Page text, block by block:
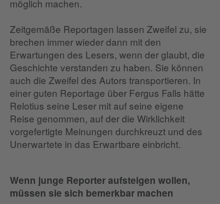
möglich machen.
Zeitgemäße Reportagen lassen Zweifel zu, sie
brechen immer wieder dann mit den
Erwartungen des Lesers, wenn der glaubt, die
Geschichte verstanden zu haben. Sie können
auch die Zweifel des Autors transportieren. In
einer guten Reportage über Fergus Falls hätte
Relotius seine Leser mit auf seine eigene
Reise genommen, auf der die Wirklichkeit
vorgefertigte Meinungen durchkreuzt und des
Unerwartete in das Erwartbare einbricht.
Wenn junge Reporter aufsteigen wollen,
müssen sie sich bemerkbar machen